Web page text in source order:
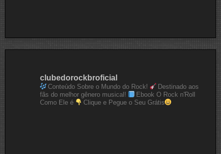
clubedorockbroficial
Conteúdo Sobre o Mundo do Rock!
Destinado aos
fãs do melhor gênero musical!
Ebook O Rock n'Roll
Como Ele é
Clique e Pegue o Seu Grátis